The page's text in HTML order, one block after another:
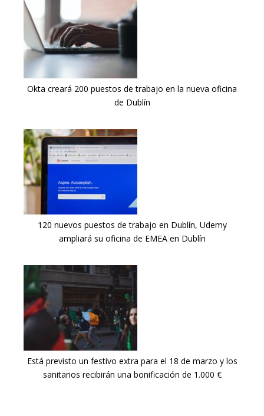
Okta creará 200 puestos de trabajo en la nueva oficina
de Dublín
120 nuevos puestos de trabajo en Dublín, Udemy
ampliará su oficina de EMEA en Dublín
Está previsto un festivo extra para el 18 de marzo y los
sanitarios recibirán una bonificación de 1.000 €